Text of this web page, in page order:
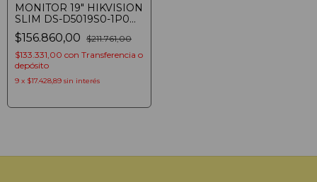
MONITOR 19" HIKVISION
SLIM DS-D5019S0-1P0
HD VGA+HDMI
$156.860,00 $211.761,00
$133.331,00 con Transferencia o
depósito
9 x $17.428,89 sin interés